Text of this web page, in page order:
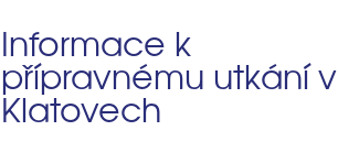
Informace k
přípravnému utkání v
Klatovech